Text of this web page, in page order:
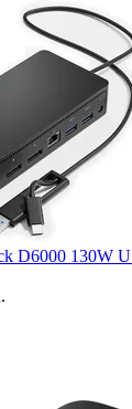
D6000 130W
.